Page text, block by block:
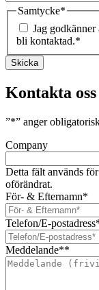
Samtycke*
Jag
bli kontaktad.*
Skicka
Kontakta oss
”*” anger
Company
Detta fält används
oförändrat.
För- & Efternamn*
Telefon/E-postadress
Meddelande**